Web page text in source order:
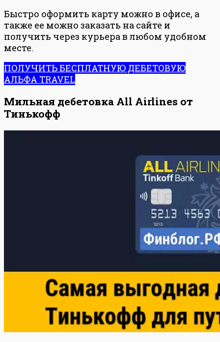
Быстро оформить карту можно в офисе, а
также ее можно заказать на сайте и
получить через курьера в любом удобном
месте.
ПОЛУЧИТЬ БЕСПЛАТНУЮ ДЕБЕТОВУЮ
АЛЬФА TRAVEL
Мильная дебетовка All Airlines от
Тинькофф